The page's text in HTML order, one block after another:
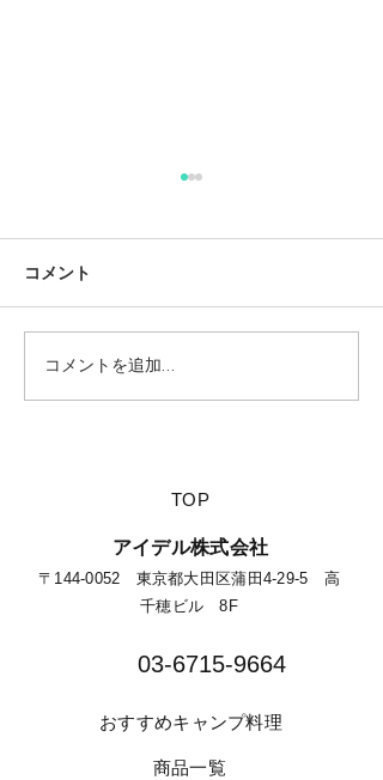
【夏休みに行きたい山派
キャンパーにオススメの
コメント
コメントを追加…
​TOP
​アイデル株式会社
​​〒144-0052 東京都大田区蒲田4-29-5 高
千穂ビル 8F​
03-6715-9664​
​おすすめキャンプ料理
​商品一覧